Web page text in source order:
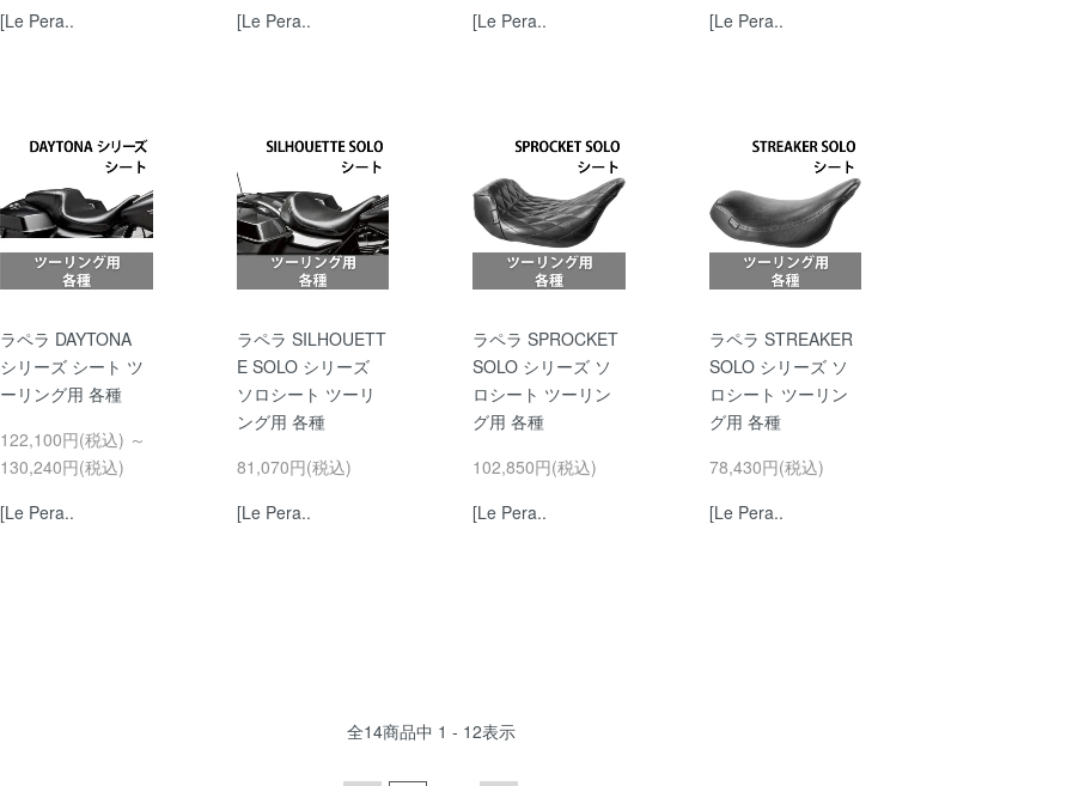
[Le Pera..
[Le Pera..
[Le Pera..
[Le Pera..
ラペラ DAYTONA
シリーズ シート ツ
ーリング用 各種
122,100円(税込) ～
130,240円(税込)
[Le Pera..
ラペラ SILHOUETT
E SOLO シリーズ
ソロシート ツーリ
ング用 各種
81,070円(税込)
[Le Pera..
ラペラ SPROCKET
SOLO シリーズ ソ
ロシート ツーリン
グ用 各種
102,850円(税込)
[Le Pera..
ラペラ STREAKER
SOLO シリーズ ソ
ロシート ツーリン
グ用 各種
78,430円(税込)
[Le Pera..
全14商品中 1 - 12表示